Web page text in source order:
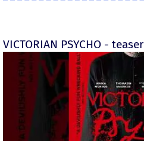
VICTORIAN PSYCHO - teaser